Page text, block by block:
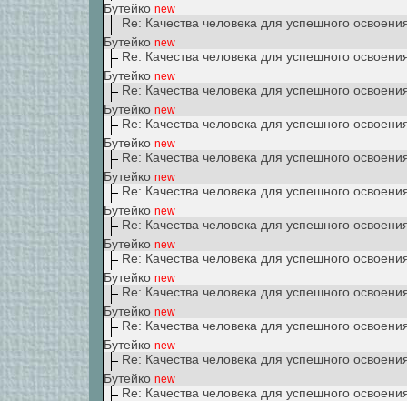
Бутейко new
Re: Качества человека для успешного
Бутейко new
Re: Качества человека для успешного
Бутейко new
Re: Качества человека для успешного
Бутейко new
Re: Качества человека для успешного
Бутейко new
Re: Качества человека для успешного
Бутейко new
Re: Качества человека для успешного
Бутейко new
Re: Качества человека для успешного
Бутейко new
Re: Качества человека для успешного
Бутейко new
Re: Качества человека для успешного
Бутейко new
Re: Качества человека для успешного
Бутейко new
Re: Качества человека для успешного
Бутейко new
Re: Качества человека для успешного